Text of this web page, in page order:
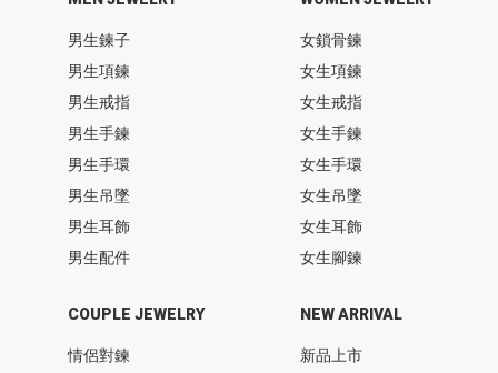
男生鍊子
男生項鍊
男生戒指
男生手鍊
男生手環
男生吊墜
男生耳飾
男生配件
女鎖骨鍊
女生項鍊
女生戒指
女生手鍊
女生手環
女生吊墜
女生耳飾
女生腳鍊
COUPLE JEWELRY
情侶對鍊
NEW ARRIVAL
新品上市